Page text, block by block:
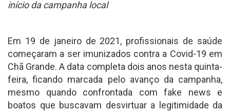
início da campanha local
Em 19 de janeiro de 2021, profissionais de saúde
começaram a ser imunizados contra a Covid-19 em
Chã Grande. A data completa dois anos nesta quinta-
feira, ficando marcada pelo avanço da campanha,
mesmo quando confrontada com fake news e
boatos que buscavam desvirtuar a legitimidade da